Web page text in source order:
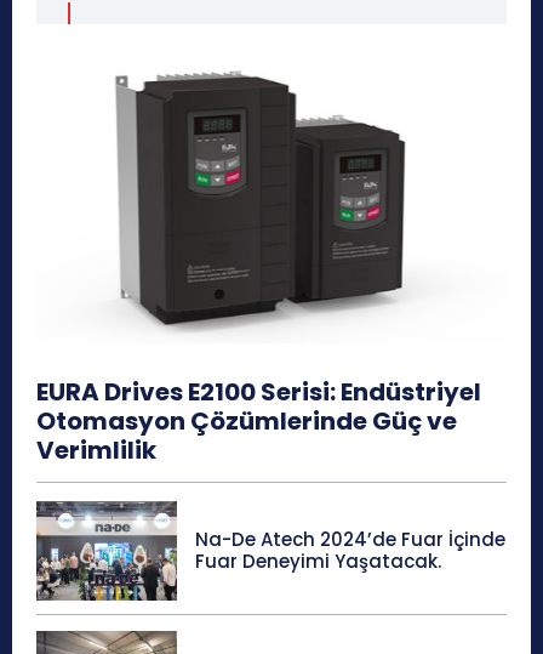
EURA Drives E2100 Serisi: Endüstriyel
Otomasyon Çözümlerinde Güç ve
Verimlilik
Na-De Atech 2024’de Fuar İçinde
Fuar Deneyimi Yaşatacak.